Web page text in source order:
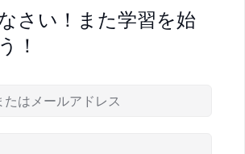
さい！また学習を始
！